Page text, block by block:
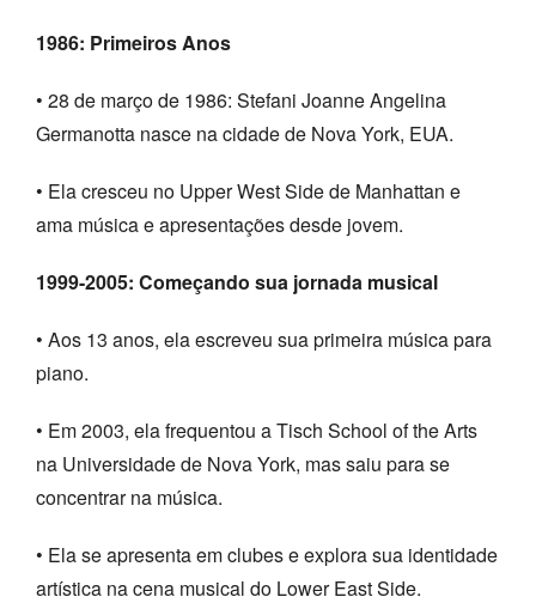
1986: Primeiros Anos
• 28 de março de 1986: Stefani Joanne Angelina
Germanotta nasce na cidade de Nova York, EUA.
• Ela cresceu no Upper West Side de Manhattan e
ama música e apresentações desde jovem.
1999-2005: Começando sua jornada musical
• Aos 13 anos, ela escreveu sua primeira música para
piano.
• Em 2003, ela frequentou a Tisch School of the Arts
na Universidade de Nova York, mas saiu para se
concentrar na música.
• Ela se apresenta em clubes e explora sua identidade
artística na cena musical do Lower East Side.